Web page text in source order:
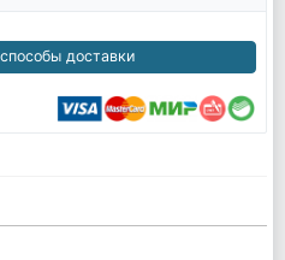
доставки